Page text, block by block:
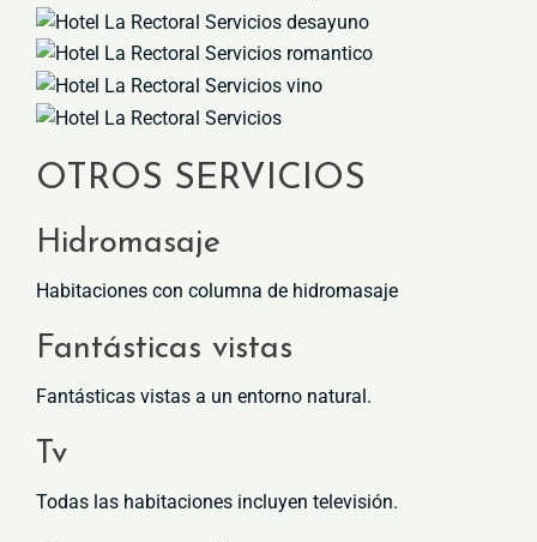
OTROS SERVICIOS
Hidromasaje
Habitaciones con columna de hidromasaje
Fantásticas vistas
Fantásticas vistas a un entorno natural.
Tv
Todas las habitaciones incluyen televisión.